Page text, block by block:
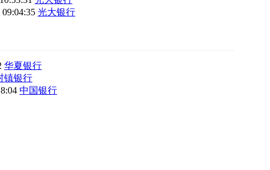
09:04:35 光大银行
华夏银行
镇银行
中国银行